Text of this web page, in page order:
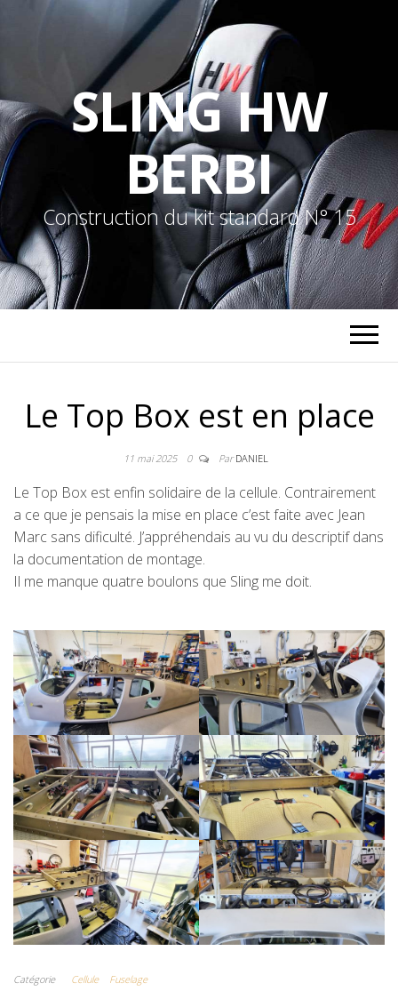
SLING HW
BERBI
Construction du kit standard N° 15
Le Top Box est en place
11 mai 2025 0 ParDANIEL
Le Top Box est enfin solidaire de la cellule. Contrairement
a ce que je pensais la mise en place c’est faite avec Jean
Marc sans dificulté. J’appréhendais au vu du descriptif dans
la documentation de montage.
Il me manque quatre boulons que Sling me doit.
Catégorie Cellule Fuselage